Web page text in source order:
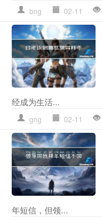
bng 02-11
经成为生活...
gng 02-11
年短信，但领...